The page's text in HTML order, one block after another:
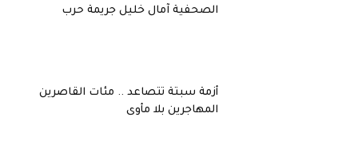
الصحفية آمال خليل جريمة حرب
أزمة سبتة تتصاعد .. مئات القاصرين
المهاجرين بلا مأوى